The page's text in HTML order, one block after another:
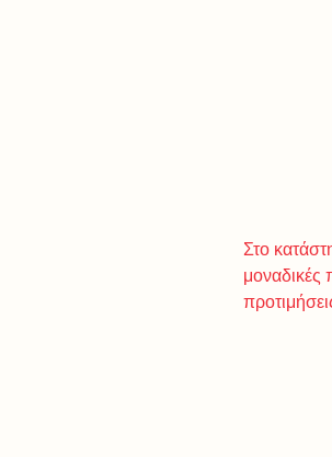
Στο
μοναδικές